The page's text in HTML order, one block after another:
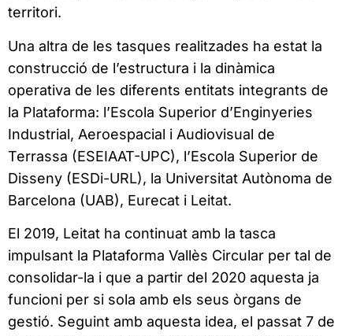
territori.
Una altra de les tasques realitzades ha estat la
construcció de l’estructura i la dinàmica
operativa de les diferents entitats integrants de
la Plataforma: l’Escola Superior d’Enginyeries
Industrial, Aeroespacial i Audiovisual de
Terrassa (ESEIAAT-UPC), l’Escola Superior de
Disseny (ESDi-URL), la Universitat Autònoma de
Barcelona (UAB), Eurecat i Leitat.
El 2019, Leitat ha continuat amb la tasca
impulsant la Plataforma Vallès Circular per tal de
consolidar-la i que a partir del 2020 aquesta ja
funcioni per si sola amb els seus òrgans de
gestió. Seguint amb aquesta idea, el passat 7 de